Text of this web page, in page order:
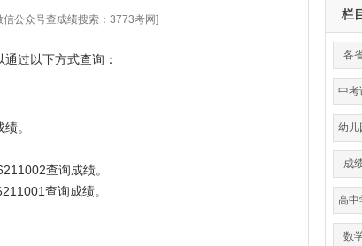
公众号查成绩搜索：3773考网]
过以下方式查询：
。
查询成绩。
查询成绩。
栏
各
中考
幼儿
成
高中
平
数